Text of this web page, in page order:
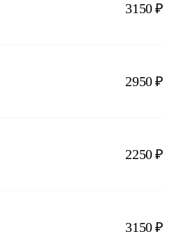
3150 ₽
2950 ₽
2250 ₽
3150 ₽